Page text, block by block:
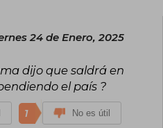
realiza sus estudios en
novelas."
24 de Enero, 2025
dijo que saldrá en
el país ?
1 No es útil